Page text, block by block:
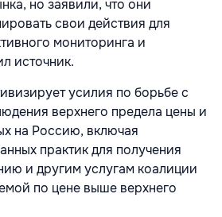
но заявили, что они
свои действия для
мониторинга и
источник.
усилия по борьбе с
верхнего предела цены и
на Россию, включая
практик для получения
и другим услугам коалиции
по цене выше верхнего